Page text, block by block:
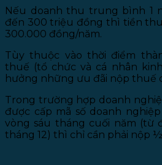
Nếu doanh thu trung bình 1
đến 300 triệu đồng thì tiền
300.000 đồng/năm.
Tùy thuộc vào thời điểm
thuế (tổ chức và cá nhân
hưởng những ưu đãi nộp thuế
Trong trường hợp doanh
được cấp mã số doanh
vòng sáu tháng cuối năm (từ
tháng 12) thì chỉ cần phải nộp